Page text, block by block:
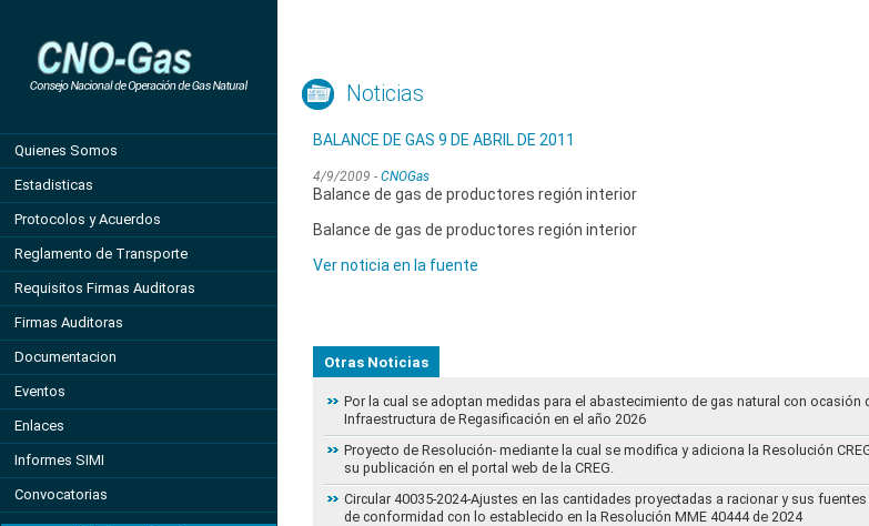
Quienes Somos
Estadisticas
Protocolos y Acuerdos
Reglamento de Transporte
Requisitos Firmas Auditoras
Firmas Auditoras
Documentacion
Eventos
Enlaces
Informes SIMI
Convocatorias
Noticias
BALANCE DE GAS 9 DE ABRIL DE 2011
4/9/2009 - CNOGas
Balance de gas de productores región interior
Balance de gas de productores región interior
Ver noticia en la fuente
Otras Noticias
Por la cual se adoptan medidas para el abastecimiento de gas natural con ocasión
Infraestructura de Regasificación en el año 2026
Proyecto de Resolución- mediante la cual se modifica y adiciona la Resolución
su publicación en el portal web de la CREG.
Circular 40035-2024-Ajustes en las cantidades proyectadas a racionar y sus
de conformidad con lo establecido en la Resolución MME 40444 de 2024